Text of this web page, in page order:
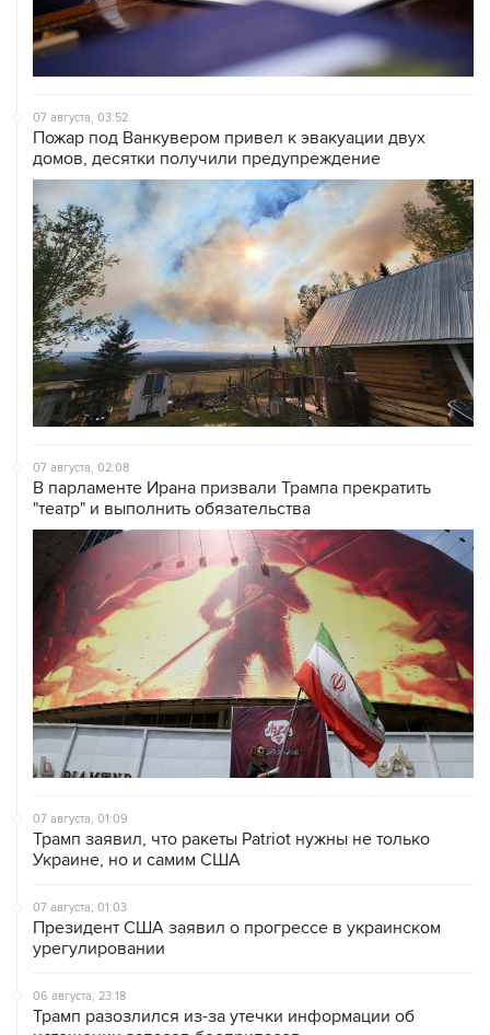
07 августа, 03:52
Пожар под Ванкувером привел к эвакуации двух
домов, десятки получили предупреждение
07 августа, 02:08
В парламенте Ирана призвали Трампа прекратить
"театр" и выполнить обязательства
07 августа, 01:09
Трамп заявил, что ракеты Patriot нужны не только
Украине, но и самим США
07 августа, 01:03
Президент США заявил о прогрессе в украинском
урегулировании
06 августа, 23:18
Трамп разозлился из-за утечки информации об